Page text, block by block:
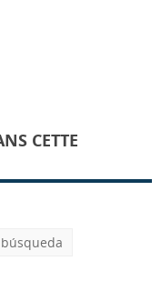
CETTE